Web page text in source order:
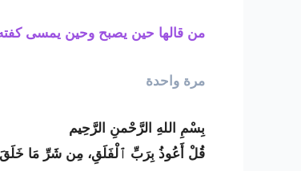
من قالها حين يصبح وحين يمسى
مرة واحدة
بِسْمِ اللهِ الرَّحْمنِ الرَّحِيم
قُلْ أَعُوذُ بِرَبِّ ٱلْفَلَقِ، مِن شَرِّ مَا